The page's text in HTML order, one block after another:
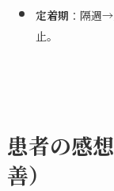
定着期 ：隔週
止。
患者の感
善）